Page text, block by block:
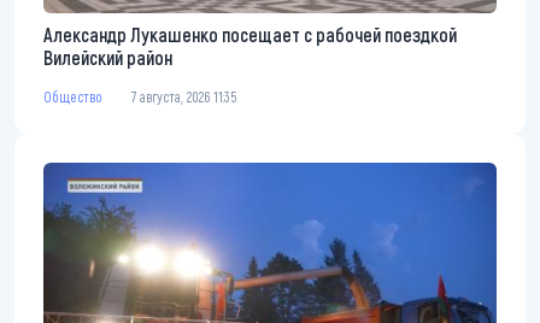
Александр Лукашенко посещает с рабочей поездкой
Вилейский район
Общество 7 августа, 2026 11:35